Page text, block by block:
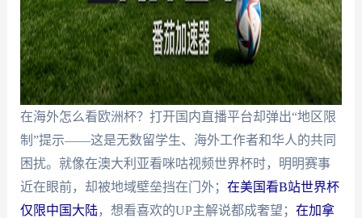
在海外怎么看欧洲杯？打开国内直播平台却弹出“地区限
制”提示——这是无数留学生、海外工作者和华人的共同
困扰。就像在澳大利亚看咪咕视频世界杯时，明明赛事
近在眼前，却被地域壁垒挡在门外； 在美国看B站世界杯
仅限中国大陆，想看喜欢的UP主解说都成奢望； 在加拿